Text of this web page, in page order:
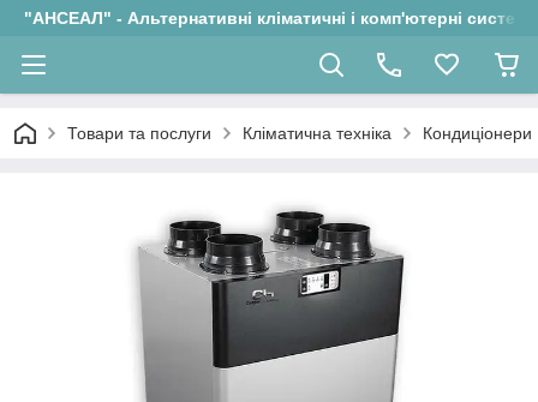
"АНСЕАЛ" - Альтернативні кліматичні і комп'ютерні системи
Товари та послуги Кліматична техніка Кондиціонери